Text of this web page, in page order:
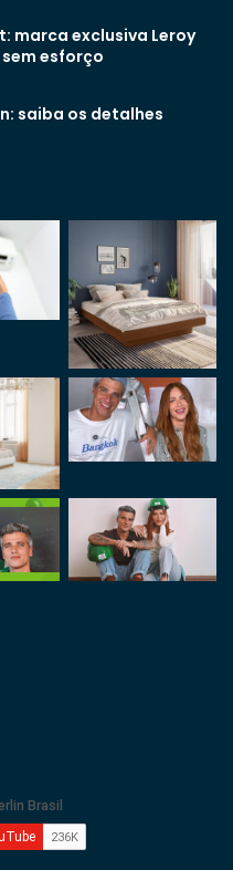
marca exclusiva Leroy
esforço
saiba os detalhes